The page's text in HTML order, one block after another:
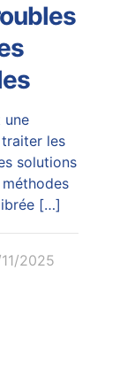
une
les
solutions
[…]
2025